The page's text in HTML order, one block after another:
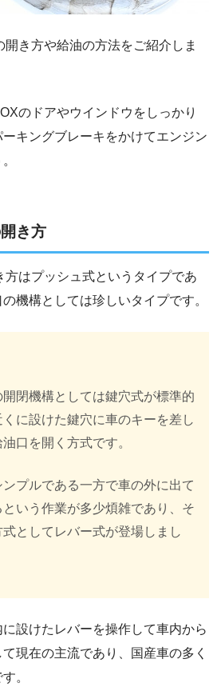
き方や給油の方法をご紹介しま
のドアやウインドウをしっかり
キングブレーキをかけてエンジン
き方
方はプッシュ式というタイプであ
機構としては珍しいタイプです。
閉機構としては鍵穴式が標準的
に設けた鍵穴に車のキーを差し
口を開く方式です。
プルである一方で車の外に出て
いう作業が多少煩雑であり、そ
としてレバー式が登場しまし
設けたレバーを操作して車内から
現在の主流であり、国産車の多く
。